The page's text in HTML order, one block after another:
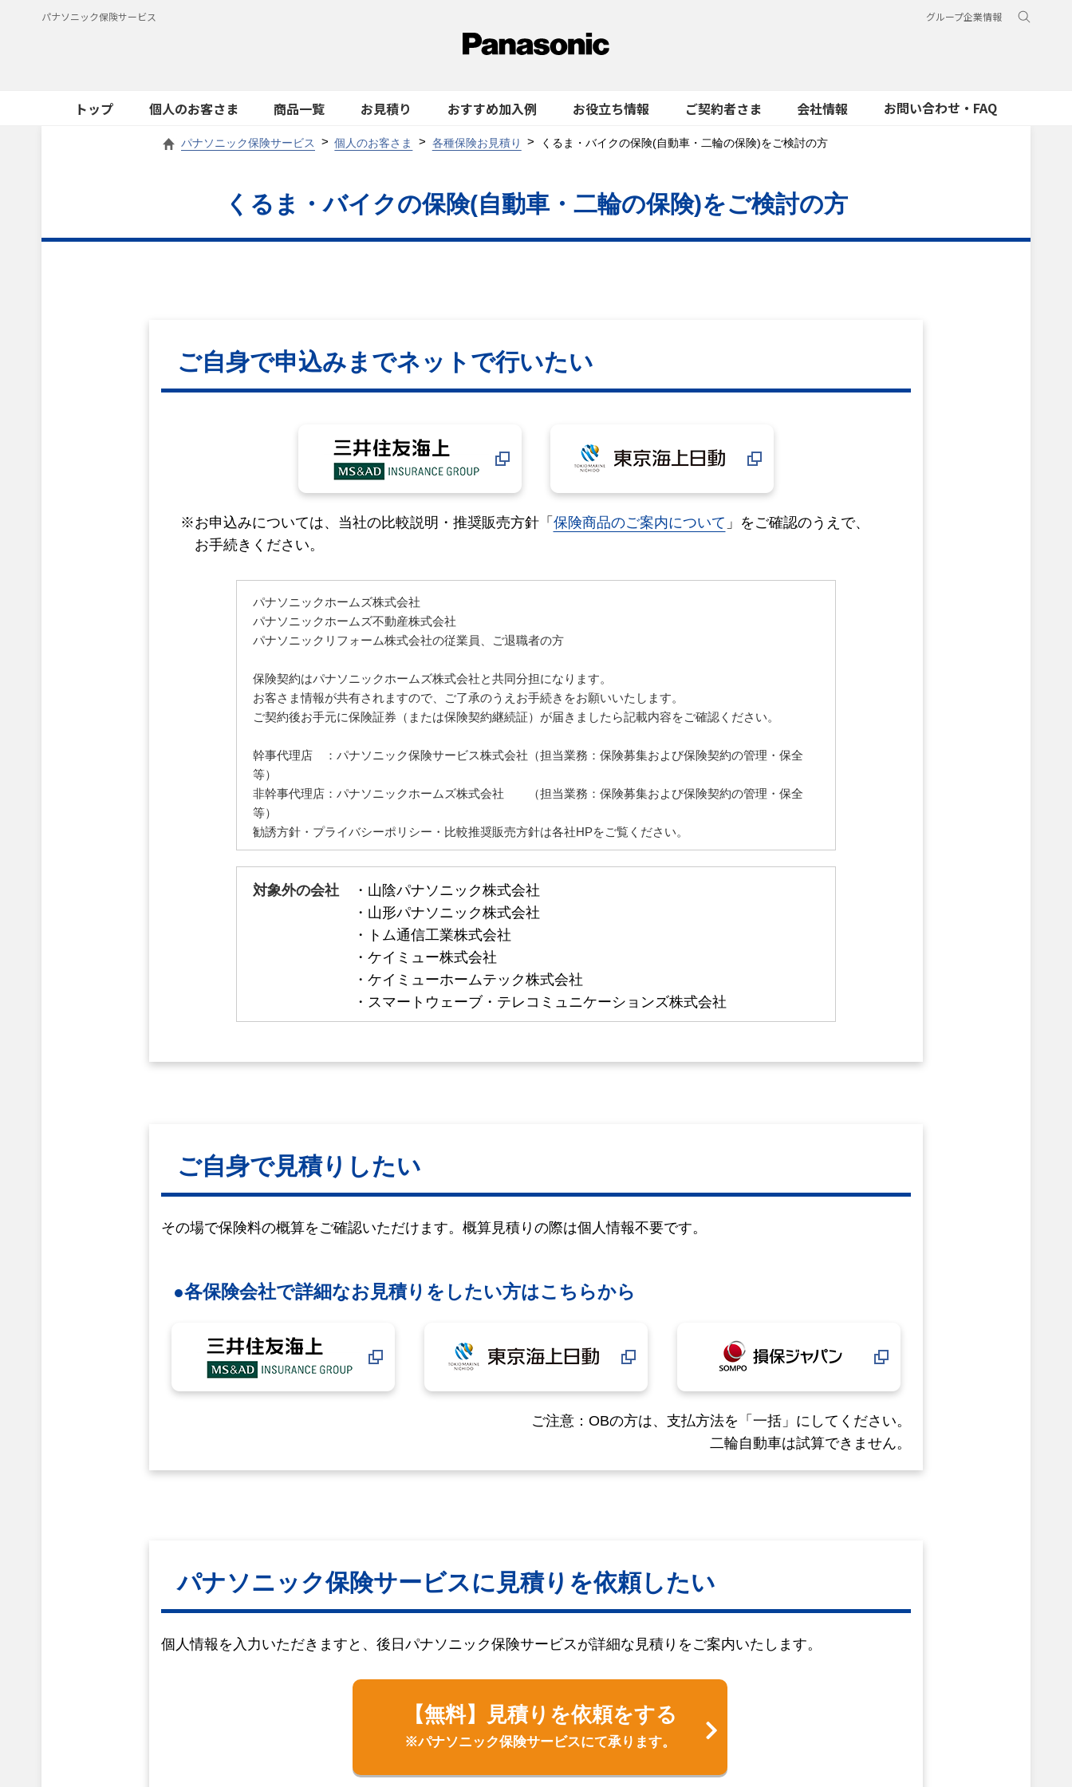
パナソニック保険サービス グループ企業情報
トップ 個人のお客さま 商品一覧 お見積り おすすめ加入例 お役立ち情報 ご契約者さま 会社情報 お問い合わせ・FAQ
パナソニック保険サービス 個人のお客さま 各種保険お見積り くるま・バイクの保険(自動車・二輪の保険)をご検討の方
くるま・バイクの保険(自動車・二輪の保険)をご検討の方
ご自身で申込みまでネットで行いたい
※お申込みについては、当社の比較説明・推奨販売方針「 保険商品のご案内について 」をご確認のうえで、
お手続きください。
パナソニックホームズ株式会社
パナソニックホームズ不動産株式会社
パナソニックリフォーム株式会社の従業員、ご退職者の方
保険契約はパナソニックホームズ株式会社と共同分担になります。
お客さま情報が共有されますので、ご了承のうえお手続きをお願いいたします。
ご契約後お手元に保険証券（または保険契約継続証）が届きましたら記載内容をご確認ください。
幹事代理店 ：パナソニック保険サービス株式会社（担当業務：保険募集および保険契約の管理・保全
等）
非幹事代理店：パナソニックホームズ株式会社 （担当業務：保険募集および保険契約の管理・保全
等）
勧誘方針・プライバシーポリシー・比較推奨販売方針は各社HPをご覧ください。
対象外の会社
・山陰パナソニック株式会社
・山形パナソニック株式会社
・トム通信工業株式会社
・ケイミュー株式会社
・ケイミューホームテック株式会社
・スマートウェーブ・テレコミュニケーションズ株式会社
ご自身で見積りしたい
その場で保険料の概算をご確認いただけます。概算見積りの際は個人情報不要です。
●各保険会社で詳細なお見積りをしたい方はこちらから
ご注意：OBの方は、支払方法を「一括」にしてください。
二輪自動車は試算できません。
パナソニック保険サービスに見積りを依頼したい
個人情報を入力いただきますと、後日パナソニック保険サービスが詳細な見積りをご案内いたします。
【無料】見積りを依頼をする
※パナソニック保険サービスにて承ります。